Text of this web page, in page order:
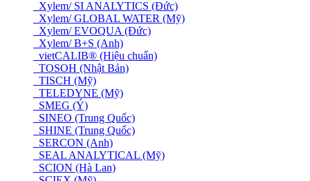
Xylem/ SI ANALYTICS (Đức)
Xylem/ GLOBAL WATER (Mỹ)
Xylem/ EVOQUA (Đức)
Xylem/ B+S (Anh)
vietCALIB® (Hiệu chuẩn)
TOSOH (Nhật Bản)
TISCH (Mỹ)
TELEDYNE (Mỹ)
SMEG (Ý)
SINEO (Trung Quốc)
SHINE (Trung Quốc)
SERCON (Anh)
SEAL ANALYTICAL (Mỹ)
SCION (Hà Lan)